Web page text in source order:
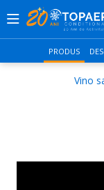
PRODUS
Vino